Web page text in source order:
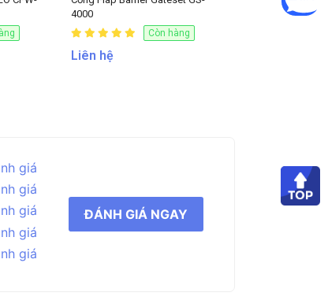
4000
Còn hàng
Liên hệ
giá
giá
giá
giá
giá
ĐÁNH GIÁ NGAY